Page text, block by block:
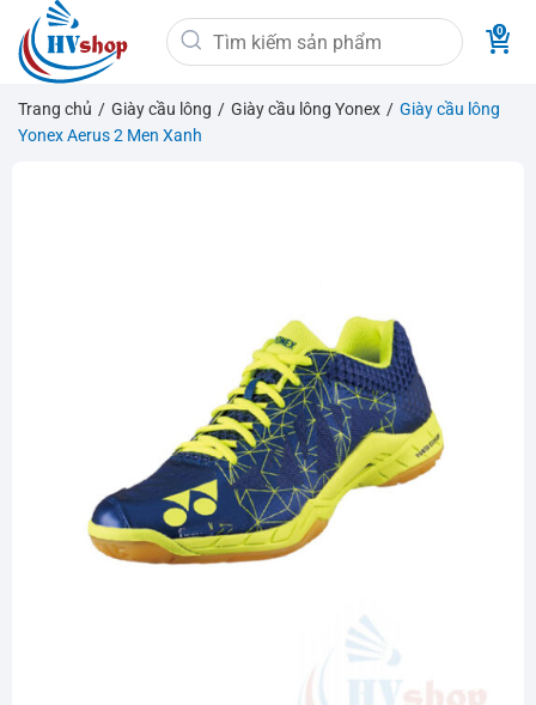
qua
nội
dung
Tìm
kiếm:
Trang chủ / Giày cầu lông / Giày cầu lông Yonex / Giày cầu lông
Yonex Aerus 2 Men Xanh